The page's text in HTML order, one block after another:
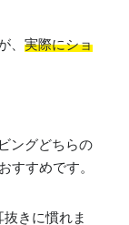
、 実際にショ
ングどちらの
すすめです。
きに慣れま